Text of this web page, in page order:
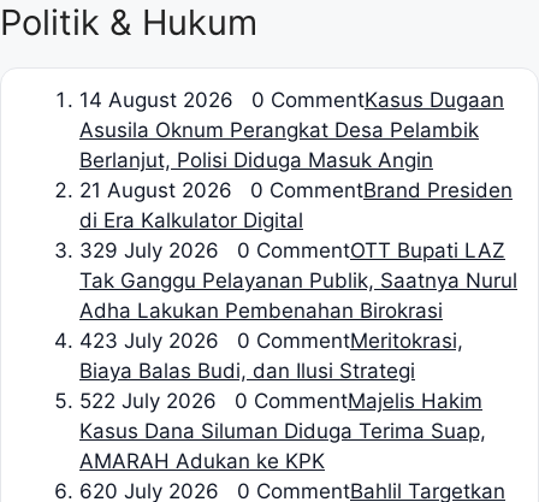
Politik & Hukum
14 August 2026 0 CommentKasus Dugaan
Asusila Oknum Perangkat Desa Pelambik
Berlanjut, Polisi Diduga Masuk Angin
21 August 2026 0 CommentBrand Presiden
di Era Kalkulator Digital
329 July 2026 0 CommentOTT Bupati LAZ
Tak Ganggu Pelayanan Publik, Saatnya Nurul
Adha Lakukan Pembenahan Birokrasi
423 July 2026 0 CommentMeritokrasi,
Biaya Balas Budi, dan Ilusi Strategi
522 July 2026 0 CommentMajelis Hakim
Kasus Dana Siluman Diduga Terima Suap,
AMARAH Adukan ke KPK
620 July 2026 0 CommentBahlil Targetkan